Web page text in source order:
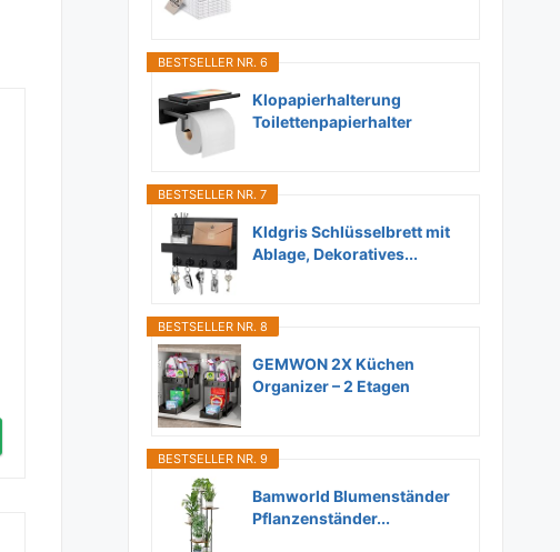
BESTSELLER NR. 6
Klopapierhalterung
Toilettenpapierhalter
BESTSELLER NR. 7
Kldgris Schlüsselbrett mit
Ablage, Dekoratives...
BESTSELLER NR. 8
GEMWON 2X Küchen
Organizer – 2 Etagen
BESTSELLER NR. 9
Bamworld Blumenständer
Pflanzenständer...